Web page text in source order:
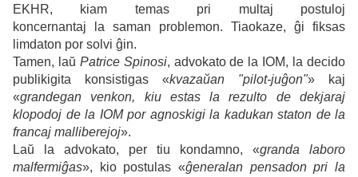
EKHR, kiam temas pri multaj postuloj
koncernantaj la saman problemon. Tiaokaze, ĝi fiksas
limdaton por solvi ĝin.
Tamen, laŭ Patrice Spinosi, advokato de la IOM, la decido
publikigita konsistigas «kvazaŭan "pilot-juĝon"» kaj
«grandegan venkon, kiu estas la rezulto de dekjaraj
klopodoj de la IOM por agnoskigi la kadukan staton de la
francaj malliberejoj».
Laŭ la advokato, per tiu kondamno, «granda laboro
malfermiĝas», kio postulas «ĝeneralan pensadon pri la